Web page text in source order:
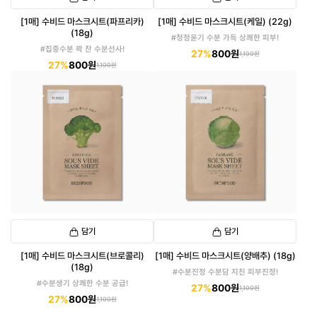
[1매] 수비드 마스크시트(파프리카)
(18g)
#집중수분 꽉 찬 수분선사!
27%800원1,100원
[1매] 수비드 마스크시트(케일) (22g)
#청정윤기 수분 가득 상쾌한 피부!
27%800원1,100원
담기
[1매] 수비드 마스크시트(브로콜리)
(18g)
#수분생기 상쾌한 수분 공급!
27%800원1,100원
담기
[1매] 수비드 마스크시트(양배추) (18g)
#수분진정 수분담 지친 피부진정!
27%800원1,100원